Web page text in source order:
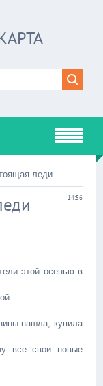
леди
14:56
этой осенью в
нашла, купила
все свои новые